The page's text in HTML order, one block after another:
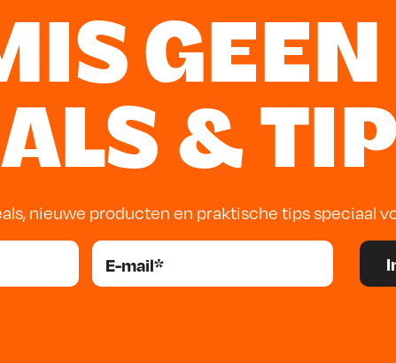
GEEN
&
nieuwe producten en praktische tips speciaal